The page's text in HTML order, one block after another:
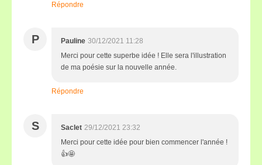
Répondre
P Pauline 30/12/2021 11:28
Merci pour cette superbe idée ! Elle sera l'illustration
de ma poésie sur la nouvelle année.
Répondre
S Saclet 29/12/2021 23:32
Merci pour cette idée pour bien commencer l'année !
👍🤩